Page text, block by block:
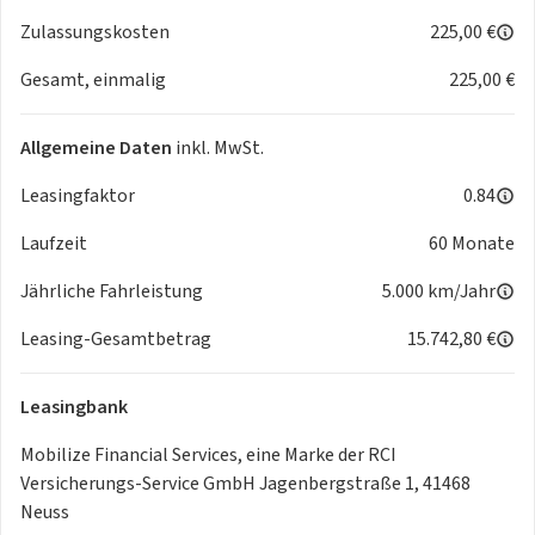
Beifahrersitz höhenverstellbar, Fernlichtassistent,
Fahrer- und Beifahrersitz, Frontschürze in Wagenfarbe,
beheizbar mit
Scheibenwischer, Indirekte Reifendruckkontrolle,
Innenspiegel manuell abblendend, ISOFIX-
hinteren Außenplätzen, Keycard Handsfree, schlüsselloses
Zugangs- und Startsystem, Klimaautomatik,
Kofferraumabdeckung, Kältemittel, LED-Abblendlicht und
Halogen Fernlicht, LED-Tagfahrlicht, Leichtmetallräder
schwarz, Lenkrad höhen- und tiefeneinstellbar, Lenkrad in
Lederoptik, Licht- und Regensensor, Mobilitäts-Set (12-V
Kompressor und Reifendichtmittel), Modelljahr 26,
Modulare Dachreling, Multimediasystem Media Display mit
10,1-Zoll
Zulassungskosten
225,00 €
Gesamt, einmalig
225,00 €
Allgemeine Daten inkl. MwSt.
Leasingfaktor
0.84
Laufzeit
60 Monate
Jährliche Fahrleistung
5.000 km/Jahr
Leasing-Gesamtbetrag
15.742,80 €
Leasingbank
Mobilize Financial Services, eine Marke der RCI
Versicherungs-Service GmbH Jagenbergstraße 1, 41468
Neuss